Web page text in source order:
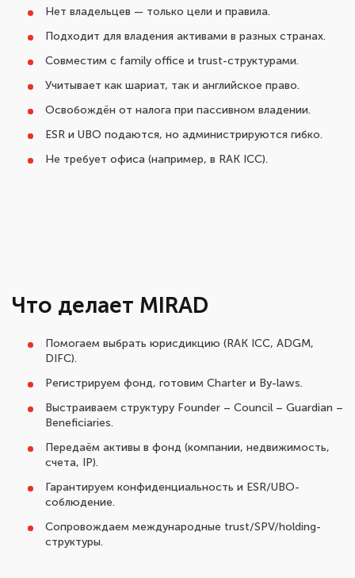
Нет владельцев — только цели и правила.
Подходит для владения активами в разных странах.
Совместим с family office и trust-структурами.
Учитывает как шариат, так и английское право.
Освобождён от налога при пассивном владении.
ESR и UBO подаются, но администрируются гибко.
Не требует офиса (например, в RAK ICC).
Что делает MIRAD
Помогаем выбрать юрисдикцию (RAK ICC, ADGM,
DIFC).
Регистрируем фонд, готовим Charter и By-laws.
Выстраиваем структуру Founder – Council – Guardian –
Beneficiaries.
Передаём активы в фонд (компании, недвижимость,
счета, IP).
Гарантируем конфиденциальность и ESR/UBO-
соблюдение.
Сопровождаем международные trust/SPV/holding-
структуры.